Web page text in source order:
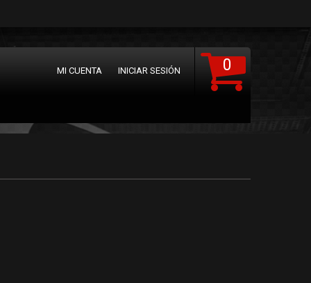
0
MI CUENTA INICIAR SESIÓN